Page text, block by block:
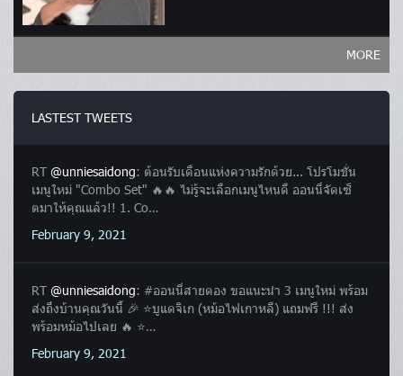
MORE
LASTEST TWEETS
RT @unniesaidong: ต้อนรับเดือนแห่งความรักด้วย... โปรโมชั่น
เมนูใหม่ "Combo Set" 🔥🔥 ไม่รู้จะเลือกเมนูไหนดี ออนนี่จัดเซ็
ตมาให้คุณแล้ว!! 1. Co…
February 9, 2021
RT @unniesaidong: #ออนนี่สายดอง ขอแนะนำ 3 เมนูใหม่ พร้อม
ส่งถึงบ้านคุณวันนี้ 🎉 ⭐️บูแดจิเก (หม้อไฟเกาหลี) แถมฟรี !!! ส่ง
พร้อมหม้อไปเลย 🔥 ⭐️…
February 9, 2021